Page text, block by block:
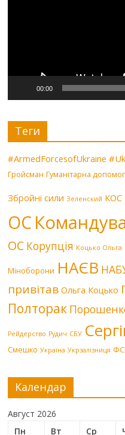
00:00
Теги
#ArmedForcesofUkraine
Гройсман Гуманітарна
Збройні сили Зеленский КОС
ОС
ОС Корупція Коцько Ольга
Міноборони НАЄВ
привітав Ольга Коцько
Полторак
Рейдерство Рудич СБУ
Смешко Україна Укрзалізниця
Календар
Август 2026
Пн
Вт Ср